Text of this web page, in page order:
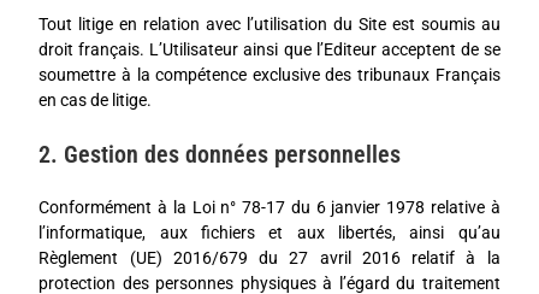
Tout litige en relation avec l’utilisation du Site est soumis au
droit français. L’Utilisateur ainsi que l’Editeur acceptent de se
soumettre à la compétence exclusive des tribunaux Français
en cas de litige.
2. Gestion des données personnelles
Conformément à la Loi n° 78-17 du 6 janvier 1978 relative à
l’informatique, aux fichiers et aux libertés, ainsi qu’au
Règlement (UE) 2016/679 du 27 avril 2016 relatif à la
protection des personnes physiques à l’égard du traitement